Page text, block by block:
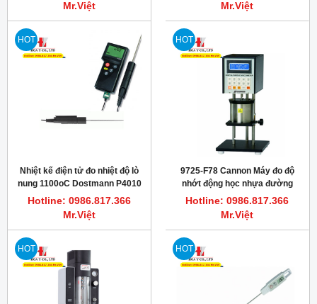
Mr.Việt
Mr.Việt
HOT
Nhiệt kế điện tử đo nhiệt độ lò
nung 1100oC Dostmann P4010
Hotline: 0986.817.366
Mr.Việt
HOT
9725-F78 Cannon Máy đo độ
nhớt động học nhựa đường
DPV® ASPHALT
Hotline: 0986.817.366
Mr.Việt
HOT HOT